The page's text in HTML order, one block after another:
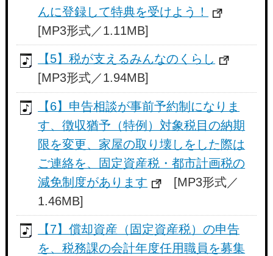
んに登録して特典を受けよう！
[MP3形式／1.11MB]
【5】税が支えるみんなのくらし
[MP3形式／1.94MB]
【6】申告相談が事前予約制になりま
す、徴収猶予（特例）対象税目の納期
限を変更、家屋の取り壊しをした際は
ご連絡を、固定資産税・都市計画税の
減免制度があります
[MP3形式／
1.46MB]
【7】償却資産（固定資産税）の申告
を、税務課の会計年度任用職員を募集